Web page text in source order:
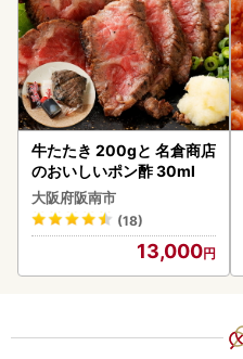
牛たたき 200gと 名倉商店
のおいしいポン酢 30ml
大阪府阪南市
(18)
13,000